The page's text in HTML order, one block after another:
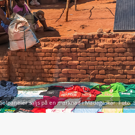
Solpaneler säljs på en marknad i Madagaskar. Foto: